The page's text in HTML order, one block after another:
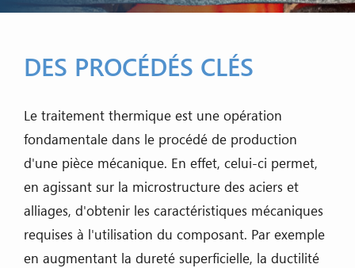
DES PROCÉDÉS CLÉS
Le traitement thermique est une opération
fondamentale dans le procédé de production
d'une pièce mécanique. En effet, celui-ci permet,
en agissant sur la microstructure des aciers et
alliages, d'obtenir les caractéristiques mécaniques
requises à l'utilisation du composant. Par exemple
en augmentant la dureté superficielle, la ductilité